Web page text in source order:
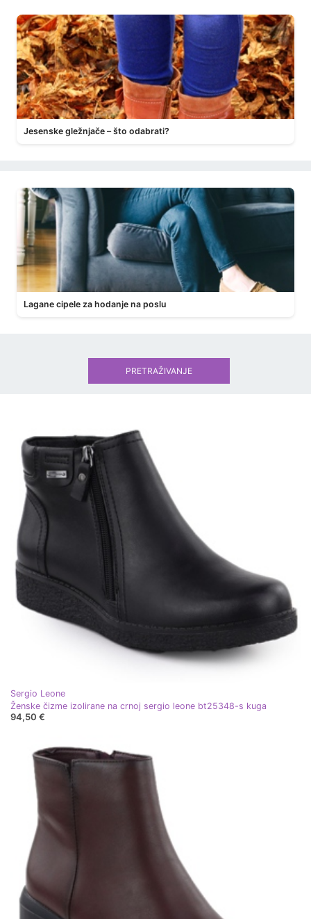
Jesenske gležnjače – što odabrati?
Lagane cipele za hodanje na poslu
Sergio Leone
Ženske čizme izolirane na crnoj sergio leone bt25348-s kuga
94,50 €
PRETRAŽIVANJE